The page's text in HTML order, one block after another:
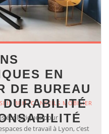
EN
DE BUREAU
BRH,CONSEILS MOBILIER
écologiques pour
de travail à Lyon, c’est